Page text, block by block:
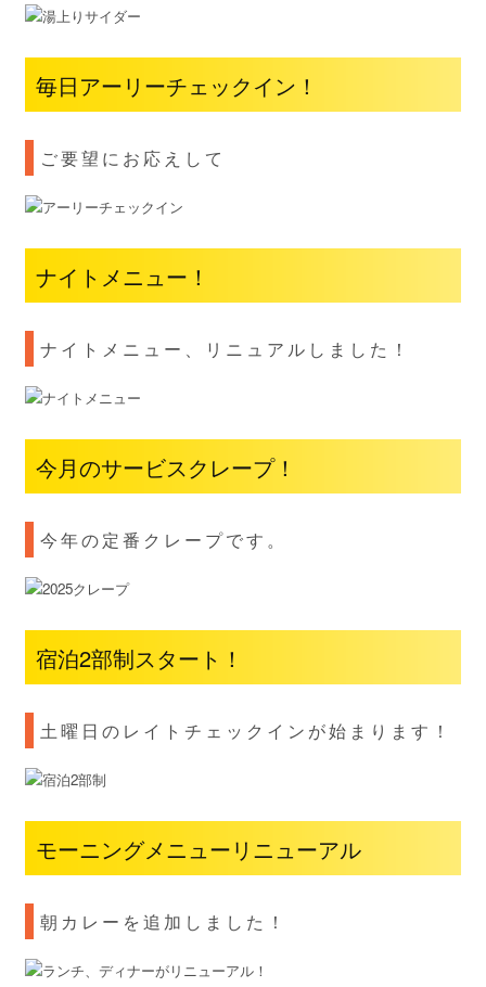
毎日アーリーチェックイン！
ご要望にお応えして
ナイトメニュー！
ナイトメニュー、リニュアルしました！
今月のサービスクレープ！
今年の定番クレープです。
宿泊2部制スタート！
土曜日のレイトチェックインが始まります！
モーニングメニューリニューアル
朝カレーを追加しました！